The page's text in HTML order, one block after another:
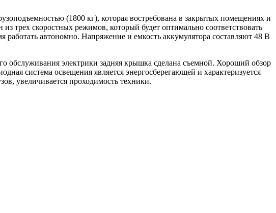
(1800 кг), которая востребована в закрытых помещениях и
трех скоростных режимов, который будет оптимально соответствовать
автономно. Напряжение и емкость аккумулятора составляют 48 B
обслуживания электрики задняя крышка сделана съемной. Хороший обзор
система освещения является энергосберегающей и характеризуется
увеличивается проходимость техники.